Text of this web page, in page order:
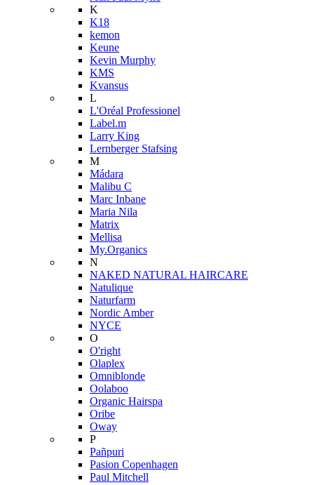
K
K18
kemon
Keune
Kevin Murphy
KMS
Kvansus
L
L'Oréal Professionel
Label.m
Larry King
Lernberger Stafsing
M
Mádara
Malibu C
Marc Inbane
Maria Nila
Matrix
Mellisa
My.Organics
N
NAKED NATURAL HAIRCARE
Natulique
Naturfarm
Nordic Amber
NYCE
O
O'right
Olaplex
Omniblonde
Oolaboo
Organic Hairspa
Oribe
Oway
P
Pañpuri
Pasion Copenhagen
Paul Mitchell